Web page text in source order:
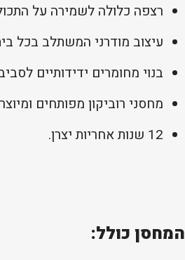
רצפה כלולה לשמירה על
עיצוב מודרני המשתלב בכל
בנוי מחומרים ידידותיים
מחסני רוביקון מפותחים
12 שנות אחריות יצרן.
המחסן כולל: